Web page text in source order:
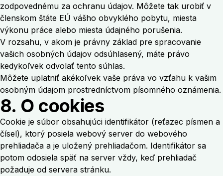
zodpovednému za ochranu údajov. Môžete tak urobiť v
členskom štáte EÚ vášho obvyklého pobytu, miesta
výkonu práce alebo miesta údajného porušenia.
V rozsahu, v akom je právny základ pre spracovanie
vašich osobných údajov odsúhlasený, máte právo
kedykoľvek odvolať tento súhlas.
Môžete uplatniť akékoľvek vaše práva vo vzťahu k vašim
osobným údajom prostredníctvom písomného oznámenia.
8. O cookies
Cookie je súbor obsahujúci identifikátor (reťazec písmen a
čísel), ktorý posiela webový server do webového
prehliadača a je uložený prehliadačom. Identifikátor sa
potom odosiela späť na server vždy, keď prehliadač
požaduje od servera stránku.